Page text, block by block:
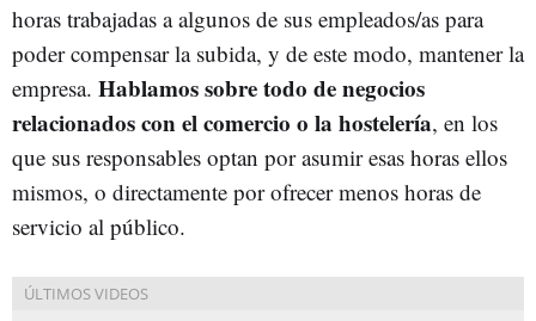
horas trabajadas a algunos de sus empleados/as para
poder compensar la subida, y de este modo, mantener la
empresa. Hablamos sobre todo de negocios
relacionados con el comercio o la hostelería, en los
que sus responsables optan por asumir esas horas ellos
mismos, o directamente por ofrecer menos horas de
servicio al público.